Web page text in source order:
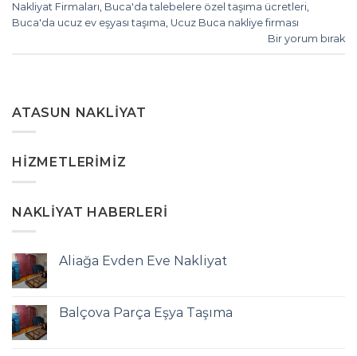
Nakliyat Firmaları, Buca'da talebelere özel taşıma ücretleri,
Buca'da ucuz ev eşyası taşıma, Ucuz Buca nakliye firması
Bir yorum bırak
ATASUN NAKLIYAT
HIZMETLERIMIZ
NAKLIYAT HABERLERI
Aliağa Evden Eve Nakliyat
Balçova Parça Eşya Taşıma